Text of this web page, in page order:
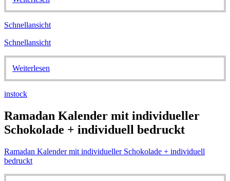
Schnellansicht
Schnellansicht
Weiterlesen
instock
Ramadan Kalender mit individueller
Schokolade + individuell bedruckt
Ramadan Kalender mit individueller Schokolade + individuell
bedruckt